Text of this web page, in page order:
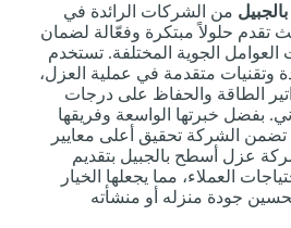
من الشركات الرائدة في
حلولاً مبتكرة وفعّالة لضمان
العوامل الجوية المختلفة. تستخدم
وتقنيات متقدمة في عملية العزل،
الطاقة والحفاظ على درجات
بفضل خبرتها الواسعة وفريقها
الشركة تحقيق أعلى معايير
شركة عزل أسطح بالجبيل بتقديم
العملاء، مما يجعلها الخيار
جودة منزله أو منشأته